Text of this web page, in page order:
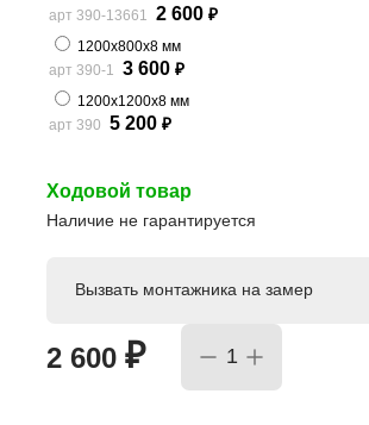
арт 390-13661
2 600 ₽
1200х800х8 мм
арт 390-1
3 600 ₽
1200х1200х8 мм
арт 390 5 200 ₽
Ходовой товар
Наличие не гарантируется
2 600 ₽
Вызвать монтажника на замер